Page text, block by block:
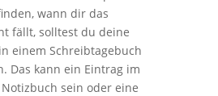
wann dir das
fällt, solltest du deine
einem Schreibtagebuch
Das kann ein Eintrag im
sein oder eine